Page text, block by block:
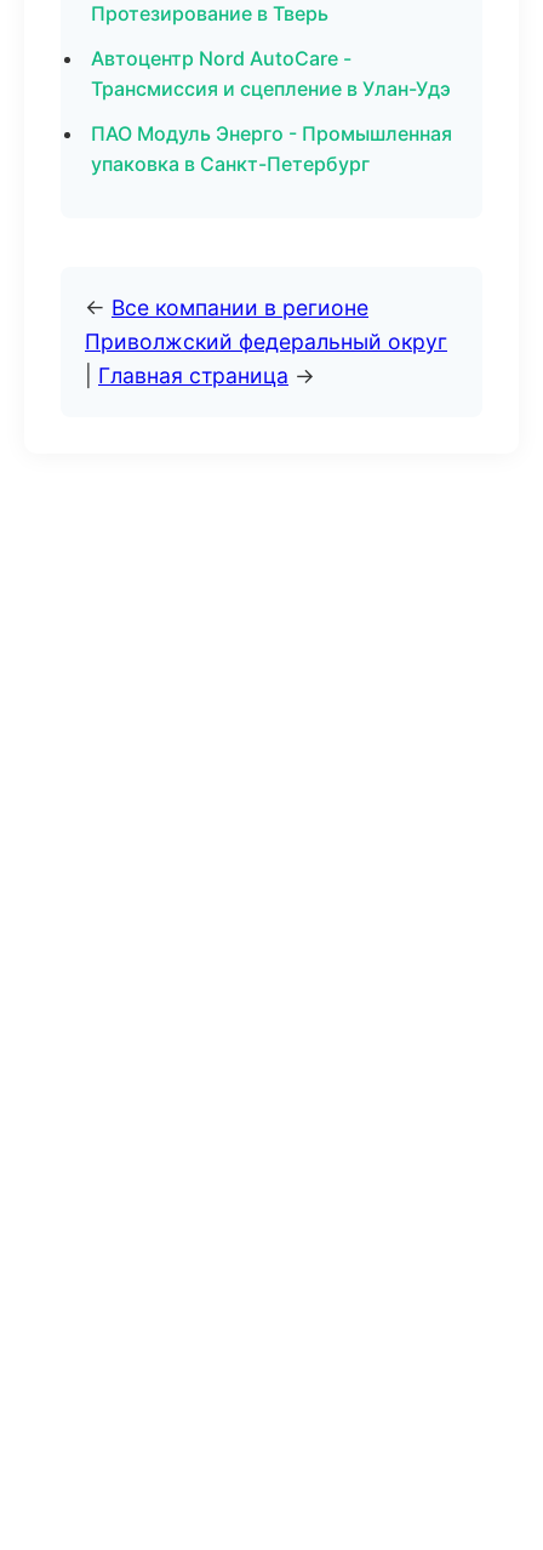
Протезирование в Тверь
Автоцентр Nord AutoCare -
Трансмиссия и сцепление в Улан-Удэ
ПАО Модуль Энерго - Промышленная
упаковка в Санкт-Петербург
← Все компании в регионе
Приволжский федеральный округ
Главная страница →